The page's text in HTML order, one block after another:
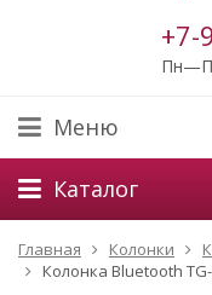
+7-
Меню
Каталог
Главная Колонки
Колонка Bluetooth